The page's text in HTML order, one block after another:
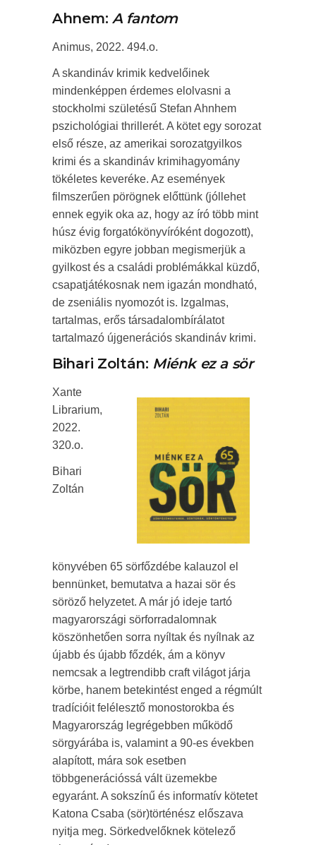
Ahnem:A fantom
Animus, 2022. 494.o.
A skandináv krimik kedvelőinek
mindenképpen érdemes elolvasni a
stockholmi születésű Stefan Ahnhem
pszichológiai thrillerét. A kötet egy sorozat
első része, az amerikai sorozatgyilkos
krimi és a skandináv krimihagyomány
tökéletes keveréke. Az események
filmszerűen pörögnek előttünk (jóllehet
ennek egyik oka az, hogy az író több mint
húsz évig forgatókönyvíróként dogozott),
miközben egyre jobban megismerjük a
gyilkost és a családi problémákkal küzdő,
csapatjátékosnak nem igazán mondható,
de zseniális nyomozót is. Izgalmas,
tartalmas, erős társadalombírálatot
tartalmazó újgenerációs skandináv krimi.
Bihari Zoltán: Miénk ez a sör
Xante
Librarium,
2022.
320.o.
Bihari
Zoltán
könyvében 65 sörfőzdébe kalauzol el
bennünket, bemutatva a hazai sör és
söröző helyzetet. A már jó ideje tartó
magyarországi sörforradalomnak
köszönhetően sorra nyíltak és nyílnak az
újabb és újabb főzdék, ám a könyv
nemcsak a legtrendibb craft világot járja
körbe, hanem betekintést enged a régmúlt
tradícióit felélesztő monostorokba és
Magyarország legrégebben működő
sörgyárába is, valamint a 90-es években
alapított, mára sok esetben
többgenerációssá vált üzemekbe
egyaránt. A sokszínű és informatív kötetet
Katona Csaba (sör)történész előszava
nyitja meg. Sörkedvelőknek kötelező